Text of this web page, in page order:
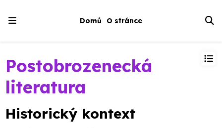
Domů O stránce
Postobrozenecká
literatura
Historický kontext